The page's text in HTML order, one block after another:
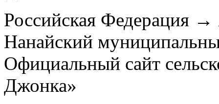
Российская Федерация
Нанайский
Официальный сайт
Джонка»